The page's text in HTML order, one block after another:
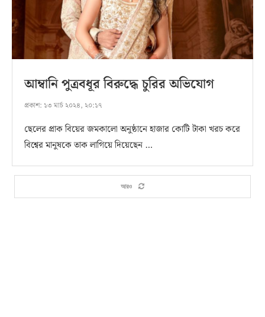
আম্বানি পুত্রবধূর বিরুদ্ধে চুরির অভিযোগ
প্রকাশ: ১৩ মার্চ ২০২৪, ২০:১৭
ছেলের প্রাক বিয়ের জমকালো অনুষ্ঠানে হাজার কোটি টাকা খরচ করে
বিশ্বের মানুষকে তাক লাগিয়ে দিয়েছেন …
আরও